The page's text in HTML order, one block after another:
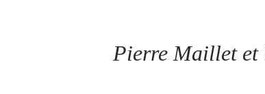
Pierre Maillet et